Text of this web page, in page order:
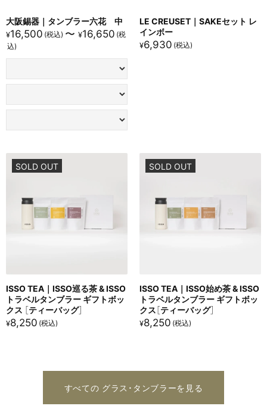
大阪錫器｜タンブラー六花 中
¥16,500 〜 ¥16,650
LE CREUSET｜SAKEセット レ
インボー
¥6,930
SOLD OUT
ISSO TEA｜ISSO巡る茶 & ISSO
トラベルタンブラー ギフトボッ
クス ［ティーバッグ］
¥8,250
SOLD OUT
ISSO TEA｜ISSO始め茶 & ISSO
トラベルタンブラー ギフトボッ
クス［ティーバッグ］
¥8,250
すべての グラス・タンブラーを見る